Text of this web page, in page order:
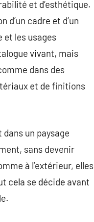
et d’esthétique.
d’un cadre et d’un
et les usages
vivant, mais
dans des
et de finitions
un paysage
sans devenir
à l’extérieur, elles
cela se décide avant